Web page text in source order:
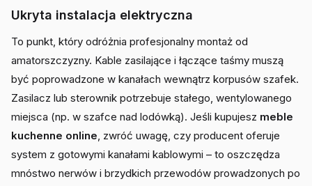
Ukryta instalacja elektryczna
To punkt, który odróżnia profesjonalny montaż od
amatorszczyzny. Kable zasilające i łączące taśmy muszą
być poprowadzone w kanałach wewnątrz korpusów szafek.
Zasilacz lub sterownik potrzebuje stałego, wentylowanego
miejsca (np. w szafce nad lodówką). Jeśli kupujesz meble
kuchenne online, zwróć uwagę, czy producent oferuje
system z gotowymi kanałami kablowymi – to oszczędza
mnóstwo nerwów i brzydkich przewodów prowadzonych po